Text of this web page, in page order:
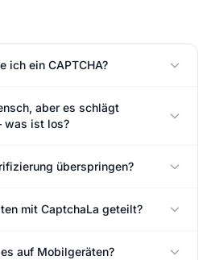
ich ein CAPTCHA?
aber es schlägt
was ist los?
überspringen?
mit CaptchaLa geteilt?
auf Mobilgeräten?